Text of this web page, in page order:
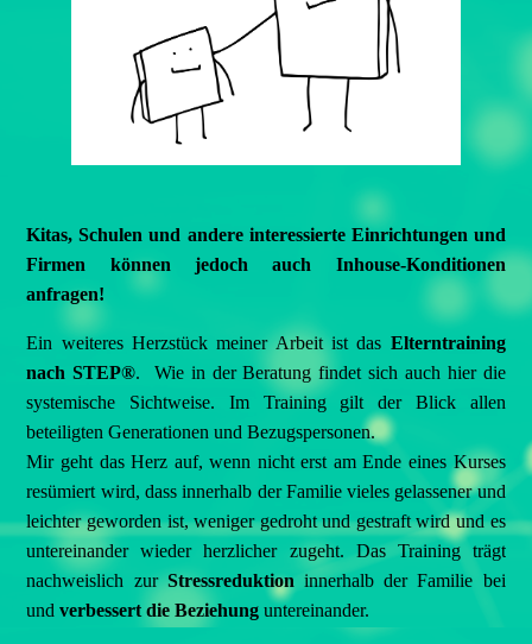
Kitas, Schulen und andere interessierte Einrichtungen und
Firmen können jedoch auch Inhouse-Konditionen
anfragen!
Ein weiteres Herzstück meiner Arbeit ist das Elterntraining
nach STEP®. Wie in der Beratung findet sich auch hier die
systemische Sichtweise. Im Training gilt der Blick allen
beteiligten Generationen und Bezugspersonen.
Mir geht das Herz auf, wenn nicht erst am Ende eines Kurses
resümiert wird, dass innerhalb der Familie vieles gelassener und
leichter geworden ist, weniger gedroht und gestraft wird und es
untereinander wieder herzlicher zugeht. Das Training trägt
nachweislich zurStressreduktioninnerhalb der Familie bei
undverbessert die Beziehung untereinander.